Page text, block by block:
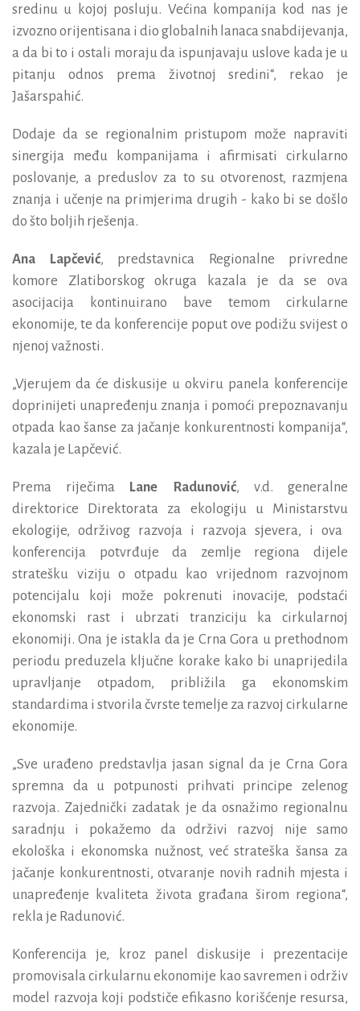
sredinu u kojoj posluju. Većina kompanija kod nas je
izvozno orijentisana i dio globalnih lanaca snabdijevanja,
a da bi to i ostali moraju da ispunjavaju uslove kada je u
pitanju odnos prema životnoj sredini“, rekao je
Jašarspahić.
Dodaje da se regionalnim pristupom može napraviti
sinergija među kompanijama i afirmisati cirkularno
poslovanje, a preduslov za to su otvorenost, razmjena
znanja i učenje na primjerima drugih - kako bi se došlo
do što boljih rješenja.
Ana Lapčević, predstavnica Regionalne privredne
komore Zlatiborskog okruga kazala je da se ova
asocijacija kontinuirano bave temom cirkularne
ekonomije, te da konferencije poput ove podižu svijest o
njenoj važnosti.
„Vjerujem da će diskusije u okviru panela konferencije
doprinijeti unapređenju znanja i pomoći prepoznavanju
otpada kao šanse za jačanje konkurentnosti kompanija“,
kazala je Lapčević.
Prema riječima Lane Radunović, v.d. generalne
direktorice Direktorata za ekologiju u Ministarstvu
ekologije, održivog razvoja i razvoja sjevera, i ova
konferencija potvrđuje da zemlje regiona dijele
stratešku viziju o otpadu kao vrijednom razvojnom
potencijalu koji može pokrenuti inovacije, podstaći
ekonomski rast i ubrzati tranziciju ka cirkularnoj
ekonomiji. Ona je istakla da je Crna Gora u prethodnom
periodu preduzela ključne korake kako bi unaprijedila
upravljanje otpadom, približila ga ekonomskim
standardima i stvorila čvrste temelje za razvoj cirkularne
ekonomije.
„Sve urađeno predstavlja jasan signal da je Crna Gora
spremna da u potpunosti prihvati principe zelenog
razvoja. Zajednički zadatak je da osnažimo regionalnu
saradnju i pokažemo da održivi razvoj nije samo
ekološka i ekonomska nužnost, već strateška šansa za
jačanje konkurentnosti, otvaranje novih radnih mjesta i
unapređenje kvaliteta života građana širom regiona“,
rekla je Radunović.
Konferencija je, kroz panel diskusije i prezentacije
promovisala cirkularnu ekonomije kao savremen i održiv
model razvoja koji podstiče efikasno korišćenje resursa,